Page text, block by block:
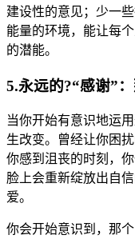
建设性的意见；少一
能量的环境，能让每
的潜能。
5.永远的?“感谢”
当你开始有意识地运
生改变。曾经让你困
你感到沮丧的时刻，
脸上会重新绽放出自
爱。
你会开始意识到，那